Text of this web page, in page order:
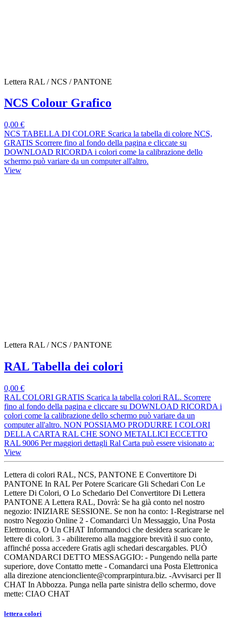
Lettera RAL / NCS / PANTONE
NCS Colour Grafico
0,00 €
NCS TABELLA DI COLORE Scarica la tabella di colore NCS,
GRATIS Scorrere fino al fondo della pagina e cliccate su
DOWNLOAD RICORDA i colori come la calibrazione dello
schermo può variare da un computer all'altro.
View
Lettera RAL / NCS / PANTONE
RAL Tabella dei colori
0,00 €
RAL COLORI GRATIS Scarica la tabella colori RAL. Scorrere
fino al fondo della pagina e cliccare su DOWNLOAD RICORDA i
colori come la calibrazione dello schermo può variare da un
computer all'altro. NON POSSIAMO PRODURRE I COLORI
DELLA CARTA RAL CHE SONO METALLICI ECCETTO
RAL 9006 Per maggiori dettagli Ral Carta può essere visionato a:
View
Lettera di colori RAL, NCS, PANTONE E Convertitore Di
PANTONE In RAL Per Potere Scaricare Gli Schedari Con Le
Lettere Di Colori, O Lo Schedario Del Convertitore Di Lettera
PANTONE A Lettera RAL, Dovrà: Se ha già conto nel nostro
negozio: INIZIARE SESSIONE. Se non ha conto: 1-Registrarse nel
nostro Negozio Online 2 - Comandarci Un Messaggio, Una Posta
Elettronica, O Un CHAT Informandoci che desidera scaricare le
lettere di colori. 3 - abiliteremo alla maggiore brevità il suo conto,
affinché possa accedere Gratis agli schedari descargables. PUÒ
COMANDARCI DETTO MESSAGGIO: - Pungendo nella parte
superiore, dove Contatto mette - Comandarci una Posta Elettronica
alla direzione atencioncliente@comprarpintura.biz. -Avvisarci per Il
CHAT In Abbozza. Punga nella parte sinistra dello schermo, dove
mette: CIAO CHAT
lettera colori